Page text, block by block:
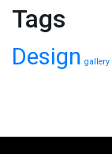
Tags
Design gallery